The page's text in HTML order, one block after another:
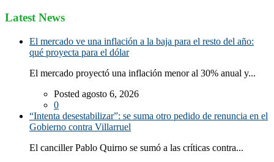
Latest News
El mercado ve una inflación a la baja para el resto del año:
qué proyecta para el dólar
El mercado proyectó una inflación menor al 30% anual y...
Posted agosto 6, 2026
0
“Intenta desestabilizar”: se suma otro pedido de renuncia en el
Gobierno contra Villarruel
El canciller Pablo Quirno se sumó a las críticas contra...